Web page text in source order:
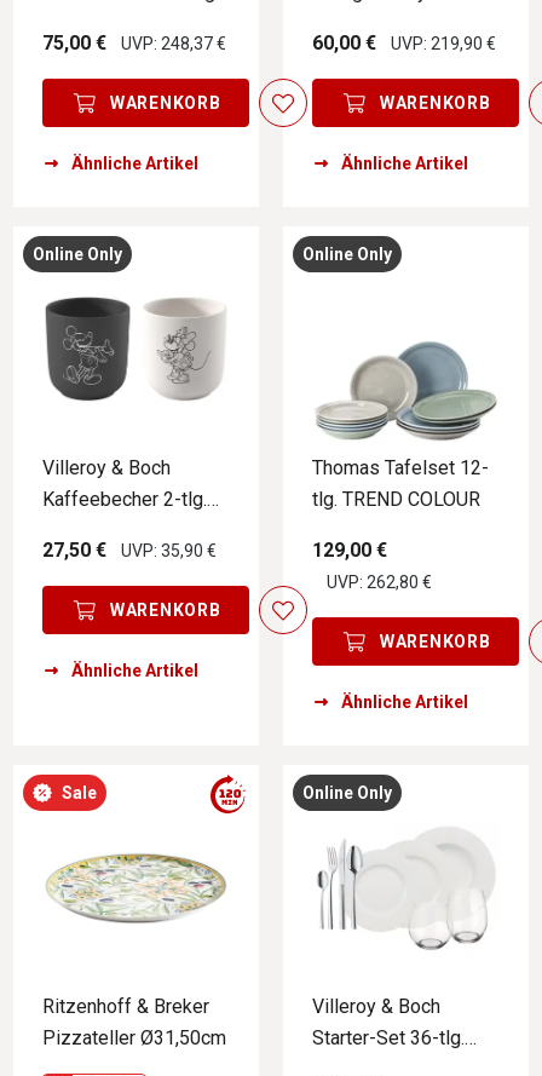
75,00 €
UVP: 248,37 €
WARENKORB
Ähnliche Artikel
60,00 €
UVP: 219,90 €
WARENKORB
Ähnliche Artikel
Online Only
Villeroy & Boch
Kaffeebecher 2-tlg.
27,50 €
UVP: 35,90 €
WARENKORB
Ähnliche Artikel
Online Only
Thomas Tafelset 12-
tlg. TREND COLOUR
129,00 €
UVP: 262,80 €
WARENKORB
Ähnliche Artikel
Sale
Ritzenhoff & Breker
Pizzateller Ø31,50cm
Online Only
Villeroy & Boch
Starter-Set 36-tlg.